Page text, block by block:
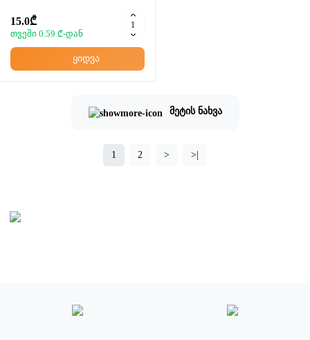
15.0₾
თვეში 0.59 ₾-დან
ყიდვა
მეტის ნახვა
1 2 > >|